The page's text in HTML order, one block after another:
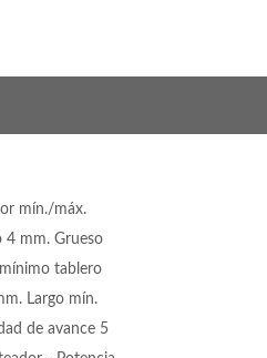
mín./máx.
4 mm. Grueso
tablero
Largo mín.
de avance 5